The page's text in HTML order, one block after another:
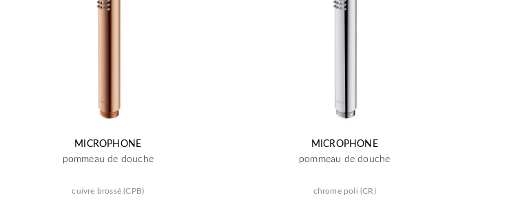
MICROPHONE
pommeau de douche
cuivre brossé (CPB)
MICROPHONE
pommeau de douche
chrome poli (CR)